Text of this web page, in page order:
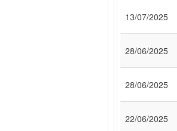
13/07/2025
28/06/2025
28/06/2025
22/06/2025